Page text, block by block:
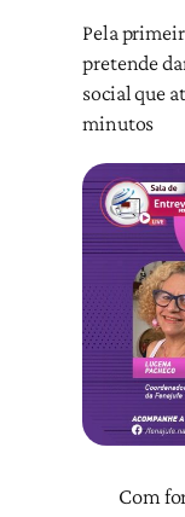
Pela
pretende
social que
minutos
Com